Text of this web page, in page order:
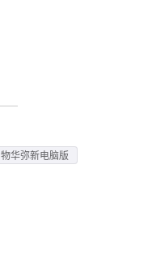
物华弥新电脑版